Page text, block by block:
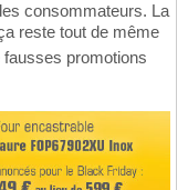
consommateurs. La
reste tout de même
promotions